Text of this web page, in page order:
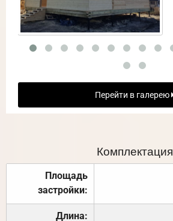
Перейти в галерею
Комплектация
Площадь
застройки:
Длина: